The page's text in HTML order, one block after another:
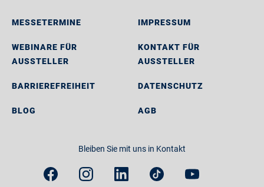
MESSETERMINE
WEBINARE FÜR
AUSSTELLER
BARRIEREFREIHEIT
BLOG
IMPRESSUM
KONTAKT FÜR
AUSSTELLER
DATENSCHUTZ
AGB
Bleiben Sie mit uns in Kontakt